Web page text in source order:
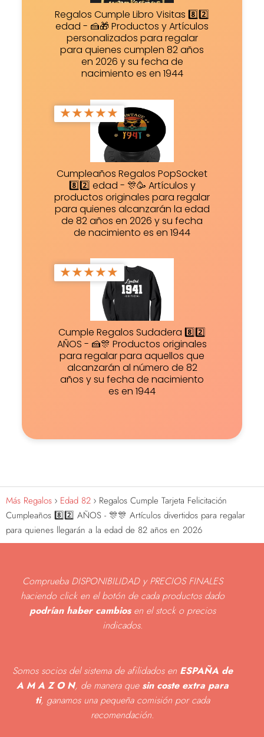
Regalos Cumple Libro Visitas 8️⃣2️⃣
edad - 🍰🎁 Productos y Artículos
personalizados para regalar
para quienes cumplen 82 años
en 2026 y su fecha de
nacimiento es en 1944
★★★★★
Cumpleaños Regalos PopSocket
8️⃣2️⃣ edad - 🎊🥳 Artículos y
productos originales para regalar
para quienes alcanzarán la edad
de 82 años en 2026 y su fecha
de nacimiento es en 1944
★★★★★
Cumple Regalos Sudadera 8️⃣2️⃣
AÑOS - 🍰🎊 Productos originales
para regalar para aquellos que
alcanzarán al número de 82
años y su fecha de nacimiento
es en 1944
Más Regalos Edad 82
Regalos Cumple Tarjeta Felicitación
Cumpleaños 8️⃣2️⃣ AÑOS - 🎊🎊 Artículos divertidos para regalar
para quienes llegarán a la edad de 82 años en 2026
Comprueba DISPONIBILIDAD y PRECIOS FINALES
haciendo click en el botón de cada productos dado
podrían haber cambiosen el stock o precios
indicados.
Somos socios del sistema de afilidados en ESPAÑA de
A M A Z O N, de manera que sin coste extra para
ti, ganamos una pequeña comisión por cada
recomendación.